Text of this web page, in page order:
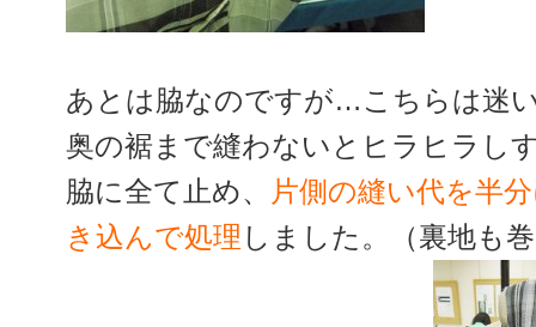
あとは脇なのですが…こちらは迷
奥の裾まで縫わないとヒラヒラし
脇に全て止め、
片側の縫い代を半
き込んで処理 しました。（裏地も